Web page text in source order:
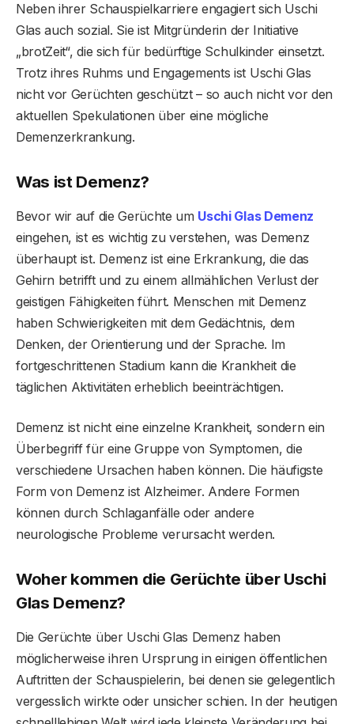
Neben ihrer Schauspielkarriere engagiert sich Uschi
Glas auch sozial. Sie ist Mitgründerin der Initiative
„brotZeit“, die sich für bedürftige Schulkinder einsetzt.
Trotz ihres Ruhms und Engagements ist Uschi Glas
nicht vor Gerüchten geschützt – so auch nicht vor den
aktuellen Spekulationen über eine mögliche
Demenzerkrankung.
Was ist Demenz?
Bevor wir auf die Gerüchte um Uschi Glas Demenz
eingehen, ist es wichtig zu verstehen, was Demenz
überhaupt ist. Demenz ist eine Erkrankung, die das
Gehirn betrifft und zu einem allmählichen Verlust der
geistigen Fähigkeiten führt. Menschen mit Demenz
haben Schwierigkeiten mit dem Gedächtnis, dem
Denken, der Orientierung und der Sprache. Im
fortgeschrittenen Stadium kann die Krankheit die
täglichen Aktivitäten erheblich beeinträchtigen.
Demenz ist nicht eine einzelne Krankheit, sondern ein
Überbegriff für eine Gruppe von Symptomen, die
verschiedene Ursachen haben können. Die häufigste
Form von Demenz ist Alzheimer. Andere Formen
können durch Schlaganfälle oder andere
neurologische Probleme verursacht werden.
Woher kommen die Gerüchte über Uschi
Glas Demenz?
Die Gerüchte über Uschi Glas Demenz haben
möglicherweise ihren Ursprung in einigen öffentlichen
Auftritten der Schauspielerin, bei denen sie gelegentlich
vergesslich wirkte oder unsicher schien. In der heutigen